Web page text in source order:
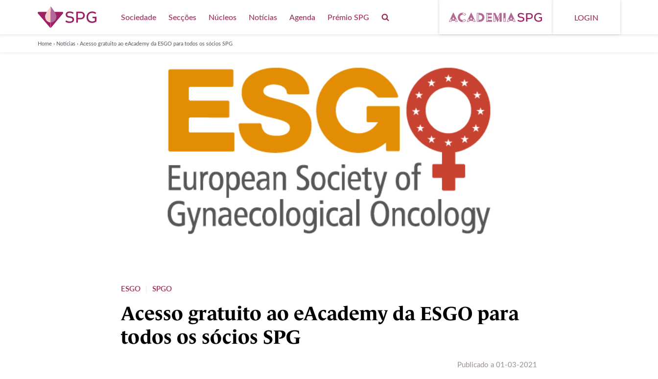
Sociedade Secções Núcleos Notícias Agenda Prémio SPG LOGIN
Home › Notícias › Acesso gratuito ao eAcademy da ESGO para todos os sócios SPG
ESGO SPGO
Acesso gratuito ao eAcademy da ESGO para
todos os sócios SPG
Publicado a 01-03-2021